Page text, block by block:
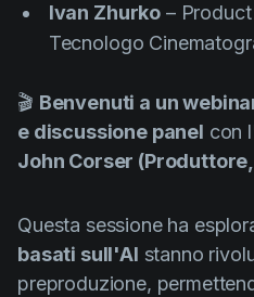
Technologies
VFX
Vertical Drama
Ivan Zhurko –
Tecnologo
🎬 Benvenuti a un
e discussione panel con
John Corser
Questa sessione ha
basati sull'AI stanno
preproduzione,